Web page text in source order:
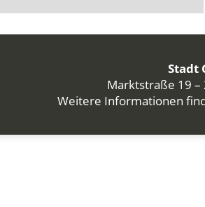
Stadt
Marktstraße 19 –
Weitere Informationen